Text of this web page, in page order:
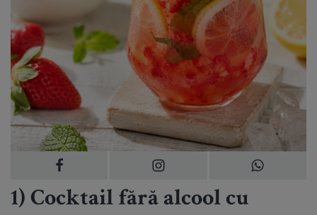
1) Cocktail fără alcool cu